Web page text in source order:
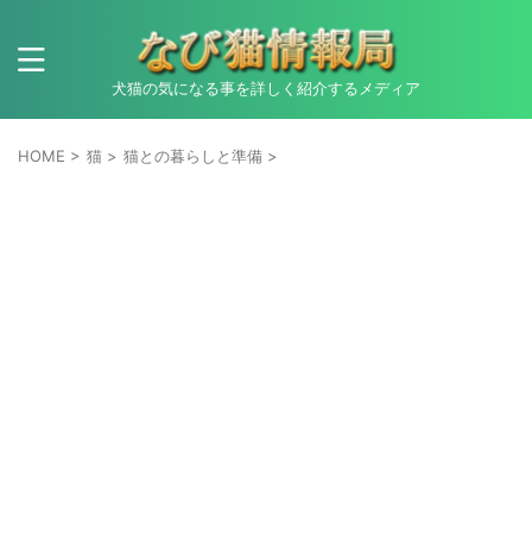
犬猫の気になる事を詳しく紹介するメディア
HOME > 猫 > 猫との暮らしと準備 >